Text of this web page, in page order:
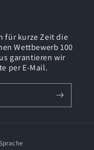
für kurze Zeit die
Wettbewerb 100
garantieren wir
per E-Mail.